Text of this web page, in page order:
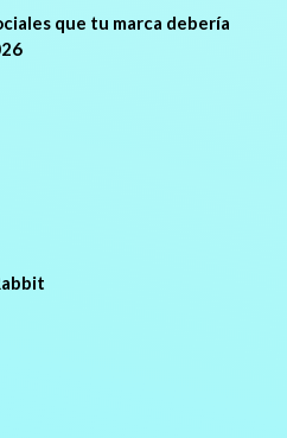
que tu marca debería